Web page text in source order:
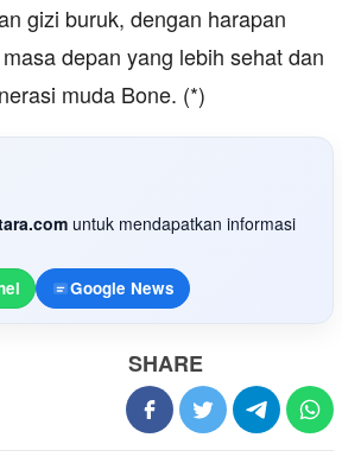
gizi buruk, dengan harapan
depan yang lebih sehat dan
muda Bone. (*)
untuk mendapatkan informasi
Google News
SHARE